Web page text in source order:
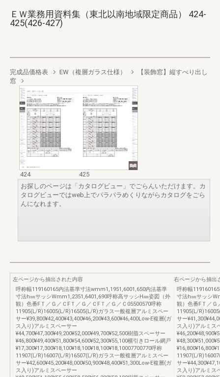
ＥＷ業務用資料集（東北以南地域限定商品） 424-
425(426-427)
完成品価格表 EW（複層ガラス仕様）
【装飾窓】縦すべり出し
窓
424
425
お探しのページは「カタログビュー」でごらんいただけます。カ
タログビューではweb上でパラパラめくりながらカタログをごら
んになれます。
左ページから抽出された内容
呼称幅119160165内法基準寸法wmm1,1951,6001,650内法基準
寸法h㎜サッシWmm1,2351,6401,690呼称高サッシH㎜姿図（外
観）色番FＴ／Ｇ／ＣFＴ／Ｇ／ＣFＴ／Ｇ／Ｃ05500570呼称
11905(L/R)16005(L/R)16505(L/R)ガラス一般複層アルミスペー
サー¥39,800¥42,400¥43,400¥46,200¥43,600¥46,400Low-E複層(ガ
ス入り)アルミスペーサー
¥44,700¥47,300¥49,200¥52,000¥49,700¥52,500樹脂スペーサー
¥46,800¥49,400¥51,800¥54,600¥52,300¥55,100横引きロール網戸
¥17,300¥17,300¥18,100¥18,100¥18,100¥18,10007700770呼称
11907(L/R)16007(L/R)16507(L/R)ガラス一般複層アルミスペー
サー¥42,600¥45,200¥48,000¥50,900¥48,400¥51,300Low-E複層(ガ
ス入り)アルミスペーサー
右ページから抽出
呼称幅
寸法h㎜サッシ
観）色番FＴ／Ｇ
11905(L/
サー
ス入り)アルミス
11907(L/
サー
ス入り)アルミス